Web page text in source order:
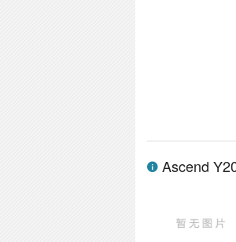
Ascend